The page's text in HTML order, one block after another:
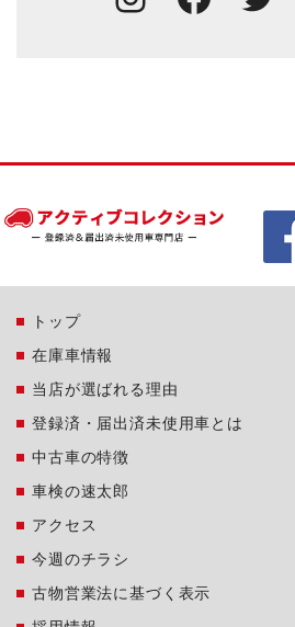
トップ
在庫車情報
当店が選ばれる理由
登録済・届出済未使用車とは
中古車の特徴
車検の速太郎
アクセス
今週のチラシ
古物営業法に基づく表示